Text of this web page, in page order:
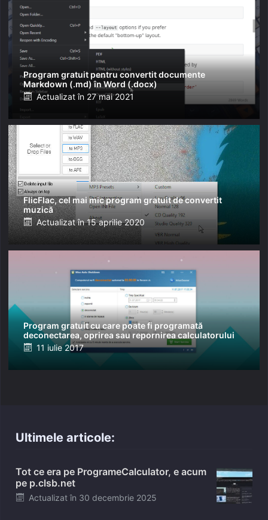
Program gratuit pentru convertit documente
Markdown (.md) în Word (.docx)
Posted
Actualizat în 27 mai 2021
FlicFlac, cel mai mic program gratuit de convertit
muzică
Posted
on
Actualizat în 15 aprilie 2020
Program gratuit cu care poate fi programată
deconectarea, oprirea sau repornirea calculatorului
Posted
11 iulie 2017
Ultimele articole:
Tot ce era pe ProgrameCalculator, e acum
pe p.clsb.net
Posted
Actualizat în 30 decembrie 2025